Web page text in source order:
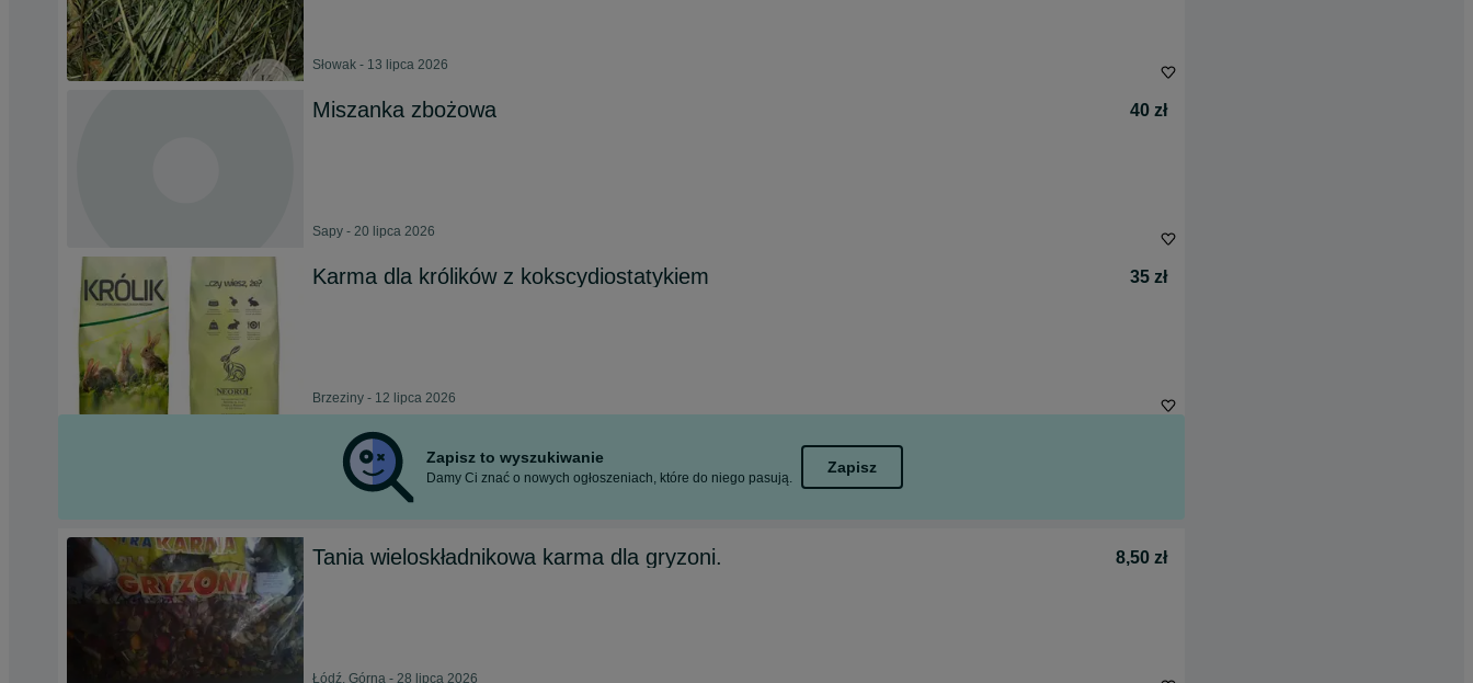
Słowak - 13 lipca 2026
Miszanka zbożowa 40 zł
Sapy - 20 lipca 2026
Karma dla królików z kokscydiostatykiem 35 zł
Brzeziny - 12 lipca 2026
Zapisz to wyszukiwanie
Damy Ci znać o nowych ogłoszeniach, które do niego pasują.
Zapisz
Tania wieloskładnikowa karma dla gryzoni. 8,50 zł
Łódź, Górna - 28 lipca 2026